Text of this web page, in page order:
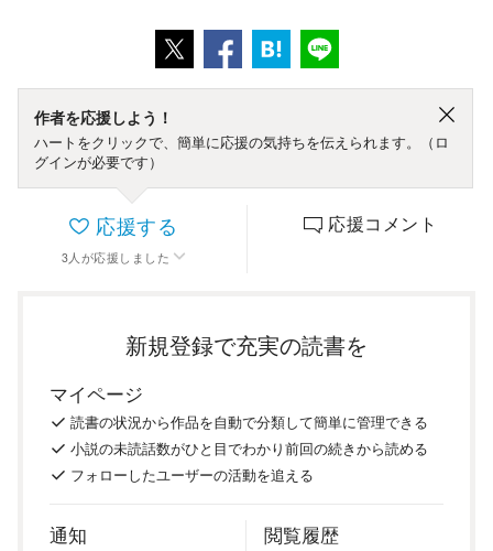
作者を応援しよう！
ハートをクリックで、簡単に応援の気持ちを伝えられます。（ロ
グインが必要です）
応援する
3 人 が応援しました
応援コメント
新規登録で充実の読書を
マイページ
読書の状況から作品を自動で分類して簡単に管理できる
小説の未読話数がひと目でわかり前回の続きから読める
フォローしたユーザーの活動を追える
通知 閲覧履歴